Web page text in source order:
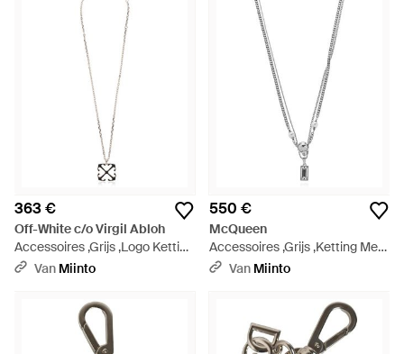
363 €
Off-White c/o Virgil Abloh
Accessoires ,Grijs ,Logo Ketting
- Metallic
Van Miinto
550 €
McQueen
Accessoires ,Grijs ,Ketting Met
Glinsterende Kristallen -
Van Miinto